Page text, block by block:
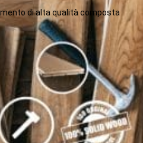
di alta qualità composta